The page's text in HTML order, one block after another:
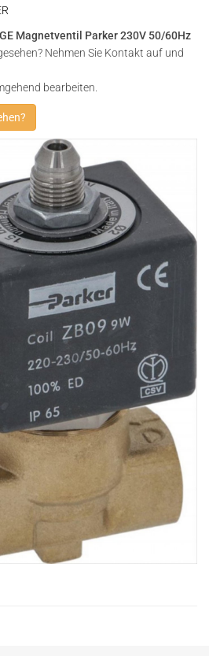
Magnetventil Parker 230V 50/60Hz
Nehmen Sie Kontakt auf und
bearbeiten.